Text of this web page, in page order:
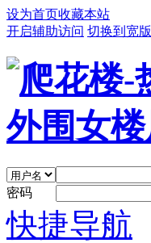
设为首页收藏本站
开启辅助访问 切换到宽版
密码
快捷导航